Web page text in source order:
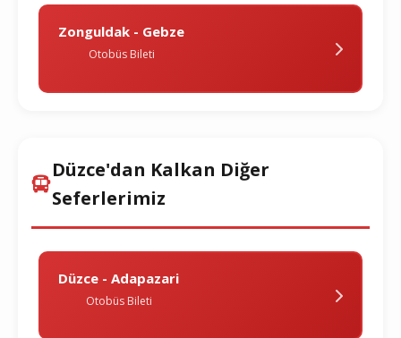
Zonguldak - Gebze
Otobüs Bileti
Düzce'dan Kalkan Diğer
Seferlerimiz
Düzce - Adapazari
Otobüs Bileti